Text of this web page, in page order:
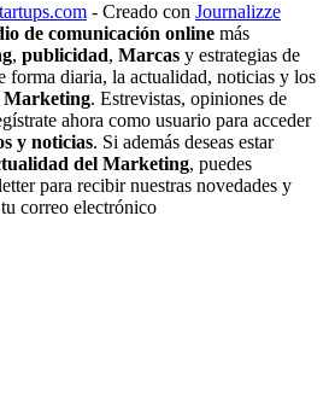
- Creado con Journalizze
de comunicación online más
, publicidad, Marcas y estrategias de
forma diaria, la actualidad, noticias y los
Marketing. Estrevistas, opiniones de
ahora como usuario para acceder
y noticias. Si además deseas estar
del Marketing, puedes
para recibir nuestras novedades y
correo electrónico